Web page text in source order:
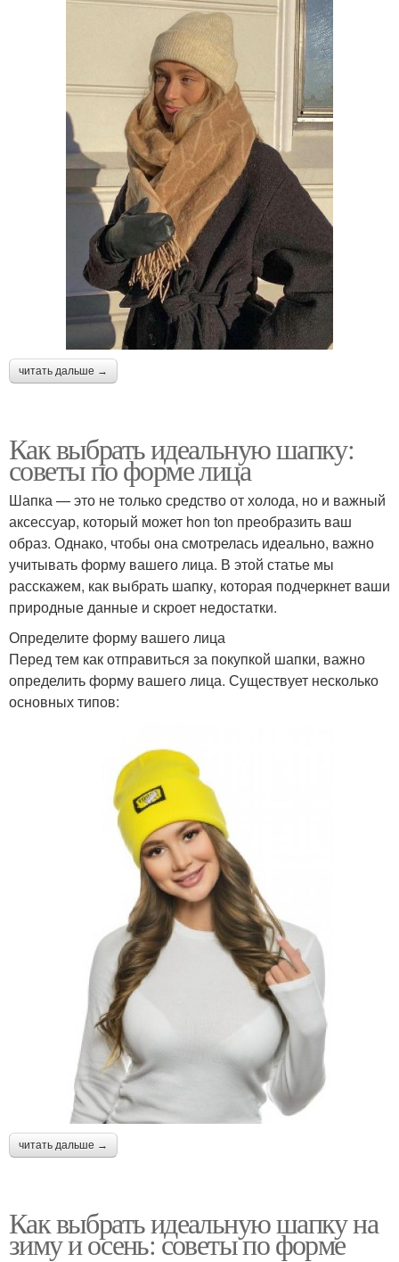
читать дальше →
Как выбрать идеальную шапку:
советы по форме лица
Шапка — это не только средство от холода, но и важный
аксессуар, который может hon ton преобразить ваш
образ. Однако, чтобы она смотрелась идеально, важно
учитывать форму вашего лица. В этой статье мы
расскажем, как выбрать шапку, которая подчеркнет ваши
природные данные и скроет недостатки.
Определите форму вашего лица
Перед тем как отправиться за покупкой шапки, важно
определить форму вашего лица. Существует несколько
основных типов:
читать дальше →
Как выбрать идеальную шапку на
зиму и осень: советы по форме